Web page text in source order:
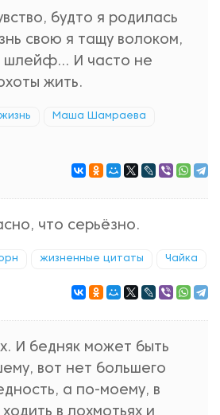
будто я родилась
свою я тащу волоком,
шлейф... И часто не
жить.
жизнь Маша Шамраева
что серьёзно.
жизненные цитаты Чайка
И бедняк может быть
вот нет большего
а по-моему, в
в лохмотьях и